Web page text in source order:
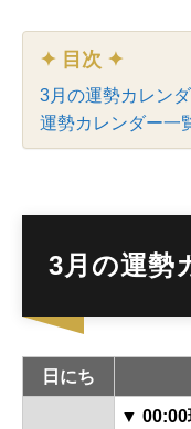
✦ 目次 ✦
3月の運勢カレン
運勢カレンダー一
3月の運勢
日にち
▼ 00:00